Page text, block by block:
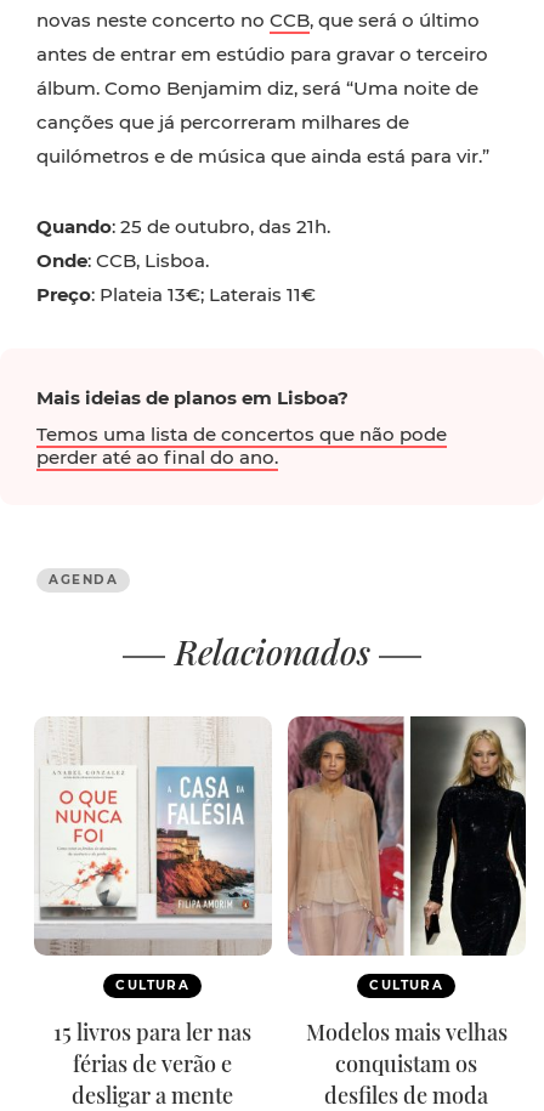
novas neste concerto no CCB, que será o último
antes de entrar em estúdio para gravar o terceiro
álbum. Como Benjamim diz, será “Uma noite de
canções que já percorreram milhares de
quilómetros e de música que ainda está para vir.”
Quando: 25 de outubro, das 21h.
Onde: CCB, Lisboa.
Preço: Plateia 13€; Laterais 11€
Mais ideias de planos em Lisboa?
Temos uma lista de concertos que não pode
perder até ao final do ano.
AGENDA
Relacionados
CULTURA
15 livros para ler nas
férias de verão e
desligar a mente
CULTURA
Modelos mais velhas
conquistam os
desfiles de moda